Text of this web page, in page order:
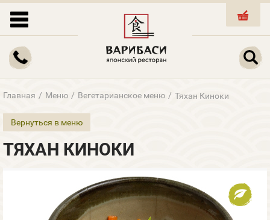
КОРЗИНА
Главная / Меню / Вегетарианское меню / Тяхан Киноки
Вернуться в меню
ТЯХАН КИНОКИ